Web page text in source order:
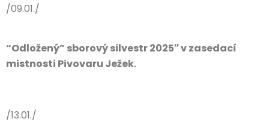
/09.01./
“Odložený” sborový silvestr 2025″ v zasedací
mistnosti Pivovaru Ježek.
/13.01./